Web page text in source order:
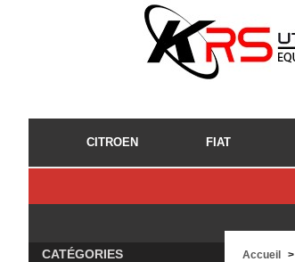
CITROEN FIAT
CATÉGORIES Accueil >